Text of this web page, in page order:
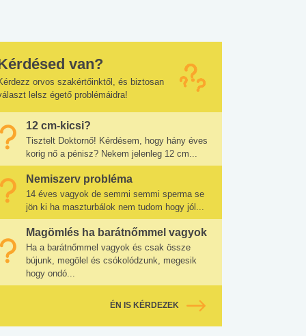
van?
orvos szakértőinktől, és biztosan
lelsz égető problémáidra!
12 cm-kicsi?
Tisztelt Doktornő! Kérdésem, hogy hány éves
korig nő a pénisz? Nekem jelenleg 12 cm...
Nemiszerv probléma
14 éves vagyok de semmi semmi sperma se
jön ki ha maszturbálok nem tudom hogy jól...
Magömlés ha barátnőmmel vagyok
Ha a barátnőmmel vagyok és csak össze
bújunk, megölel és csókolódzunk, megesik
hogy ondó...
ÉN IS KÉRDEZEK